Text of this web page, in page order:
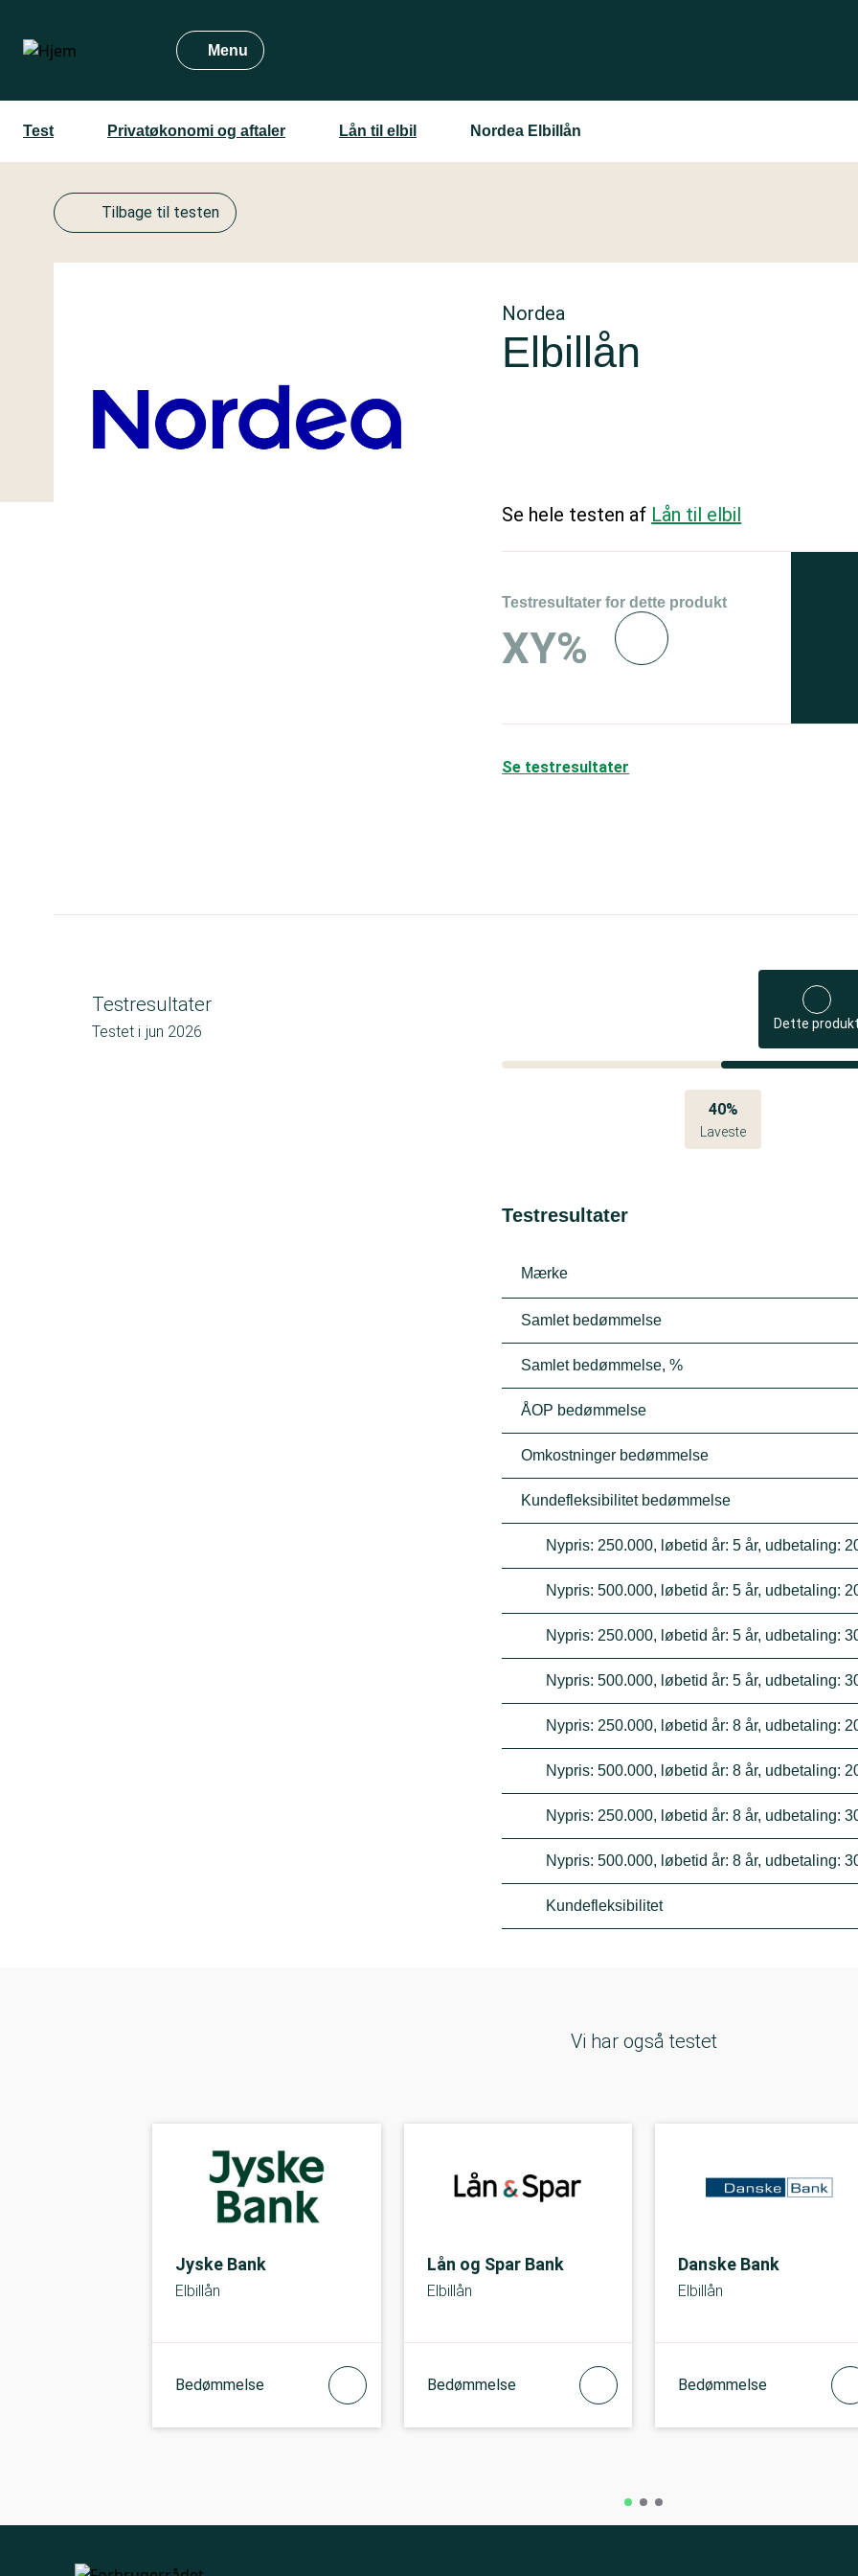
hovedindhold
Menu
Test Privatøkonomi og aftaler Lån til elbil Nordea Elbillån
Tilbage til testen
Nordea
Elbillån
Se hele testen af Lån til elbil
Testresultater for dette produkt
XY%
Se testresultater
Testresultater
Testet i jun 2026 Dette produkt
40%
Laveste
Testresultater
Mærke
Samlet bedømmelse
Samlet bedømmelse, %
ÅOP bedømmelse
Omkostninger bedømmelse
Kundefleksibilitet bedømmelse
Nypris: 250.000, løbetid år: 5 år, udbetaling:
Nypris: 500.000, løbetid år: 5 år, udbetaling:
Nypris: 250.000, løbetid år: 5 år, udbetaling:
Nypris: 500.000, løbetid år: 5 år, udbetaling:
Nypris: 250.000, løbetid år: 8 år, udbetaling:
Nypris: 500.000, løbetid år: 8 år, udbetaling:
Nypris: 250.000, løbetid år: 8 år, udbetaling:
Nypris: 500.000, løbetid år: 8 år, udbetaling:
Kundefleksibilitet
Vi har også testet
Jyske Bank
Elbillån
Bedømmelse
Lån og Spar Bank
Elbillån
Bedømmelse
Danske Bank
Elbillån
Bedømmelse